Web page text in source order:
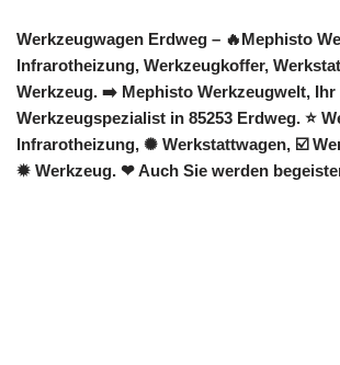
Werkzeugwagen Erdweg – 🔥Mephisto
Infrarotheizung, Werkzeugkoffer,
Werkzeug. ➡️ Mephisto Werkzeugwelt,
Werkzeugspezialist in 85253 Erdweg. ⭐
Infrarotheizung, ✺ Werkstattwagen, ☑️
✹ Werkzeug. ❤ Auch Sie werden